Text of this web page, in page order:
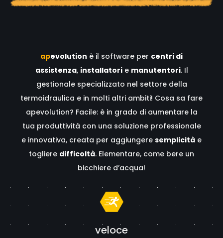
apevolution è il software per centri di
assistenza, installatorie manutentori. Il
gestionale specializzato nel settore della
termoidraulica e in molti altri ambiti! Cosa sa fare
apevolution? Facile: è in grado di aumentare la
tua produttività con una soluzione professionale
e innovativa, creata per aggiungere semplicità e
togliere difficoltà. Elementare, come bere un
bicchiere d’acqua!
veloce